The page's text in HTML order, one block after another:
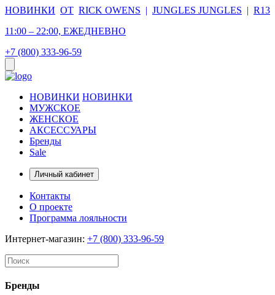
НОВИНКИ ОТ RICK OWENS | JUNGLES JUNGLES | R13
11:00 – 22:00, ЕЖЕДНЕВНО
+7 (800) 333-96-59
НОВИНКИ НОВИНКИ
МУЖСКОЕ
ЖЕНСКОЕ
АКСЕССУАРЫ
Бренды
Sale
Личный кабинет
Контакты
О проекте
Программа лояльности
Интернет-магазин: +7 (800) 333-96-59
Бренды